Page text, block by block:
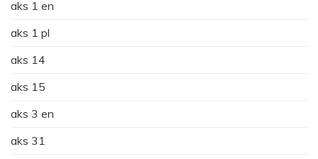
aks 1 en
aks 1 pl
aks 14
aks 15
aks 3 en
aks 31